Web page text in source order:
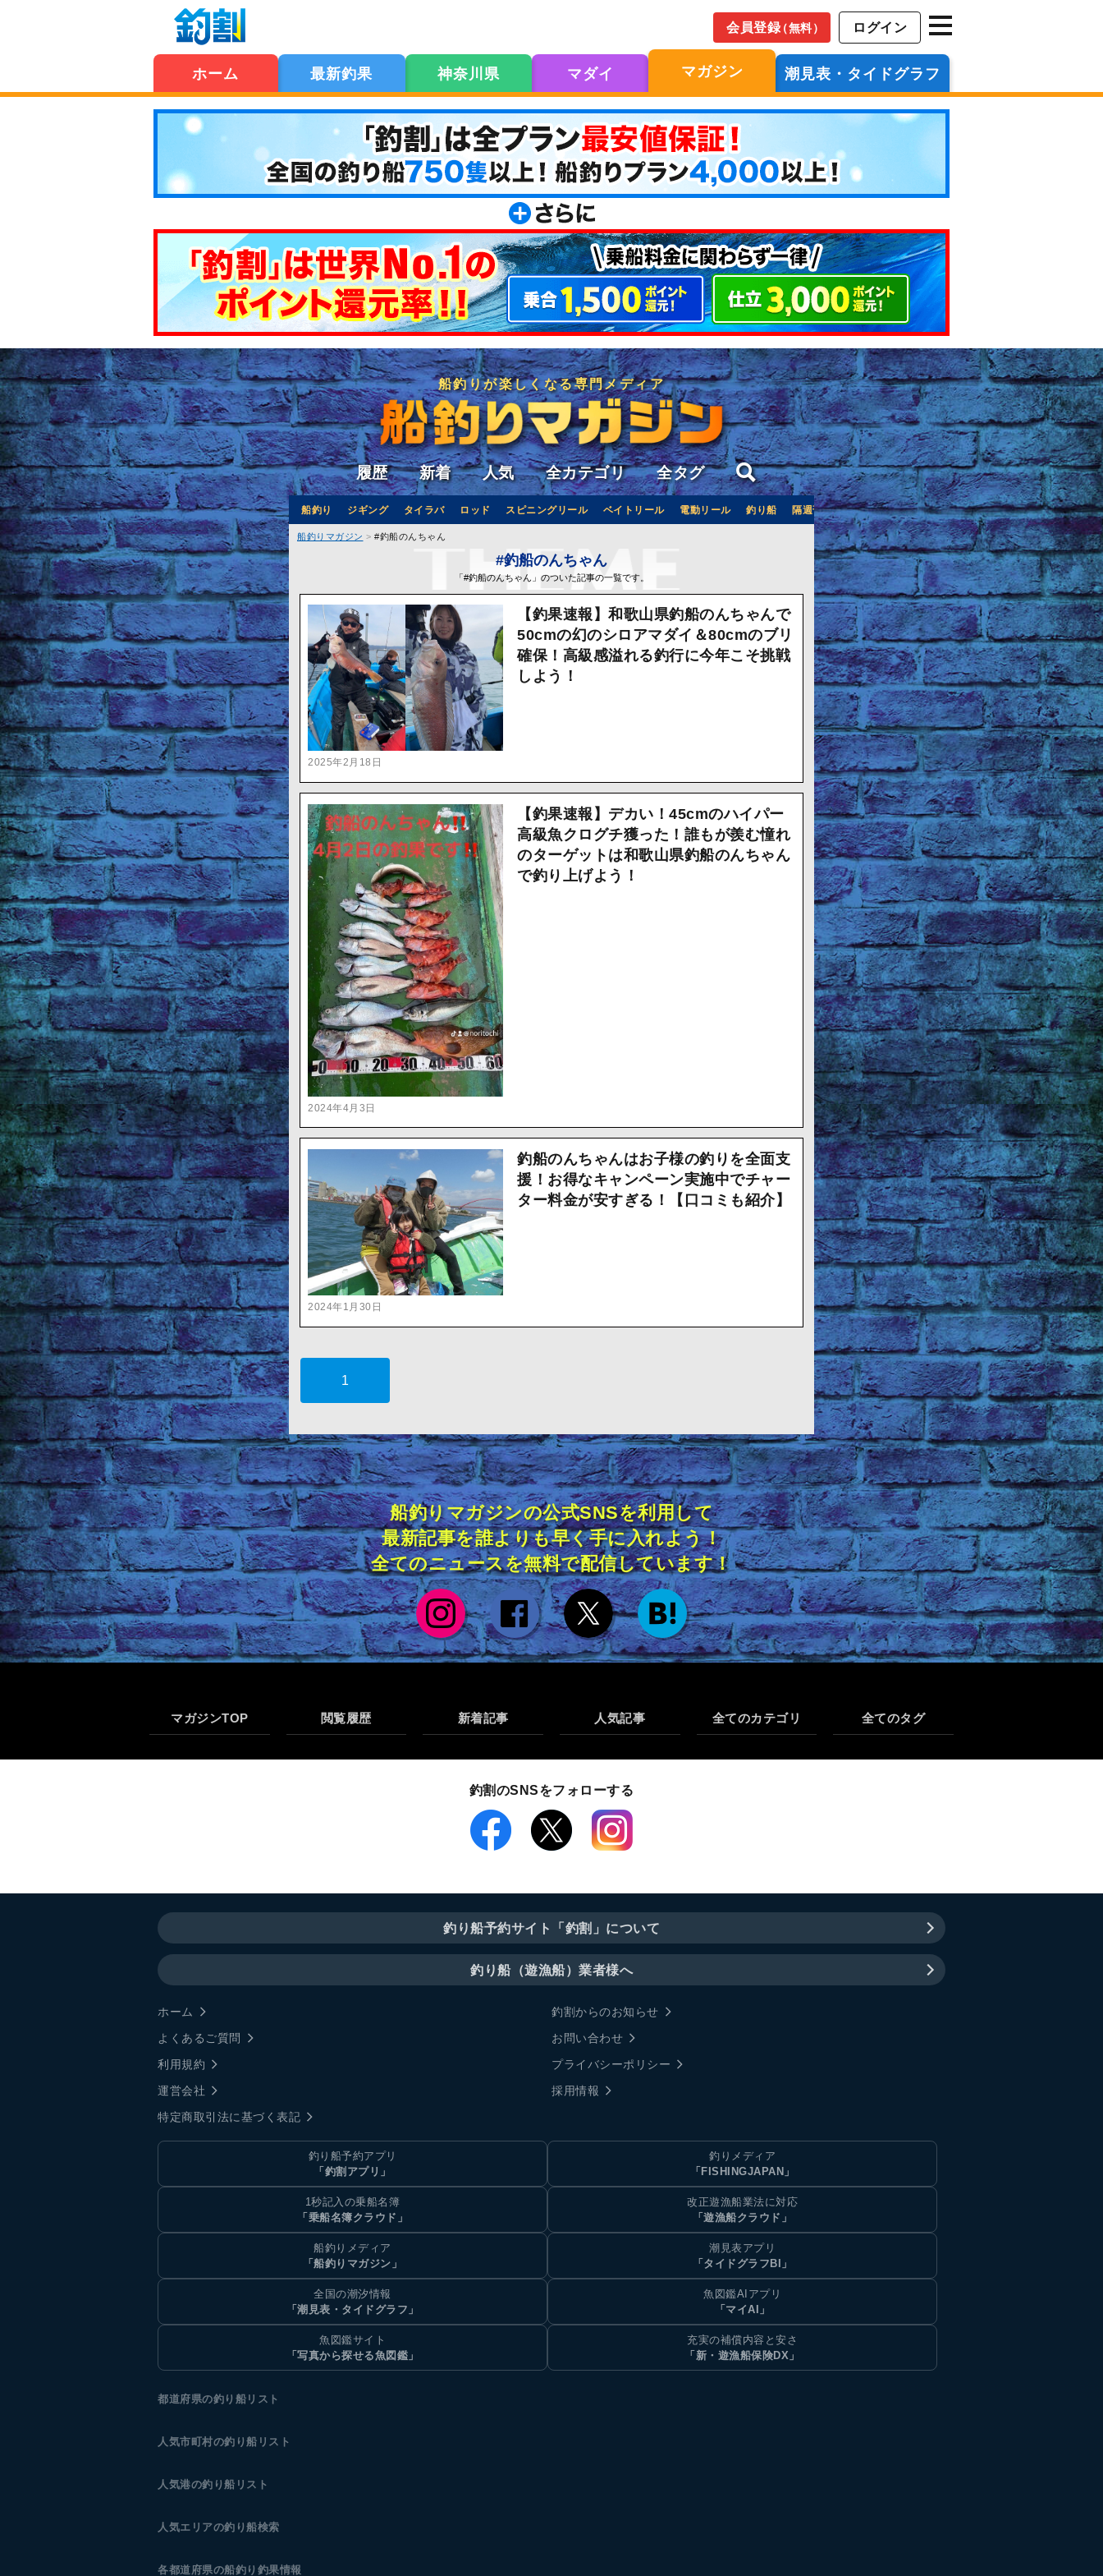
会員登録（無料） ログイン
ホーム 最新釣果 神奈川県 マダイ マガジン 潮見表・タイドグラフ
船釣りが楽しくなる専門メディア
履歴 新着 人気 全カテゴリ 全タグ
船釣り ジギング タイラバ ロッド スピニングリール ベイトリール 電動リール 釣り船 隔週刊つり情報 釣り船予約サイト「釣割」
船釣りマガジン #釣船のんちゃん
#釣船のんちゃん
「#釣船のんちゃん」のついた記事の一覧です。
2025年2月18日
【釣果速報】和歌山県釣船のんちゃんで
50cmの幻のシロアマダイ＆80cmのブリ
確保！高級感溢れる釣行に今年こそ挑戦
しよう！
2024年4月3日
【釣果速報】デカい！45cmのハイパー
高級魚クログチ獲った！誰もが羨む憧れ
のターゲットは和歌山県釣船のんちゃん
で釣り上げよう！
2024年1月30日
釣船のんちゃんはお子様の釣りを全面支
援！お得なキャンペーン実施中でチャー
ター料金が安すぎる！【口コミも紹介】
1
船釣りマガジンの公式SNSを利用して
最新記事を誰よりも早く手に入れよう！
全てのニュースを無料で配信しています！
マガジンTOP 閲覧履歴 新着記事 人気記事 全てのカテゴリ 全てのタグ
釣割のSNSをフォローする
釣り船予約サイト「釣割」について
釣り船（遊漁船）業者様へ
ホーム
釣割からのお知らせ
よくあるご質問
お問い合わせ
利用規約
プライバシーポリシー
運営会社
採用情報
特定商取引法に基づく表記
釣り船予約アプリ
「釣割アプリ」
釣りメディア
「FISHINGJAPAN」
1秒記入の乗船名簿
「乗船名簿クラウド」
改正遊漁船業法に対応
「遊漁船クラウド」
船釣りメディア
「船釣りマガジン」
潮見表アプリ
「タイドグラフBI」
全国の潮汐情報
「潮見表・タイドグラフ」
魚図鑑AIアプリ
「マイAI」
魚図鑑サイト
「写真から探せる魚図鑑」
充実の補償内容と安さ
「新・遊漁船保険DX」
都道府県の釣り船リスト
人気市町村の釣り船リスト
人気港の釣り船リスト
人気エリアの釣り船検索
各都道府県の船釣り釣果情報